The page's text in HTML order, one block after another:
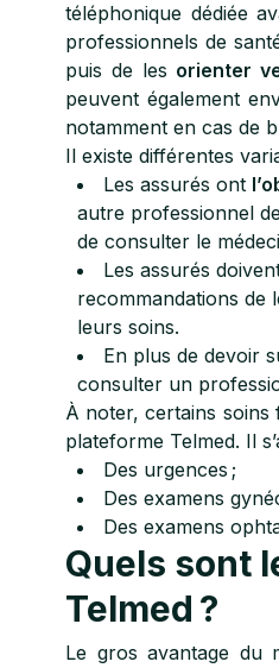
téléphonique dédiée
professionnels de
puis de les orienter
peuvent également
notamment en cas de
Il existe différentes
Les assurés ont
autre professionnel
de consulter le
Les assurés
recommandations de
leurs soins.
En plus de devoir
consulter un
À noter, certains
plateforme Telmed. Il
Des urgences ;
Des examens
Des examens
Quels sont
Telmed ?
Le gros avantage du